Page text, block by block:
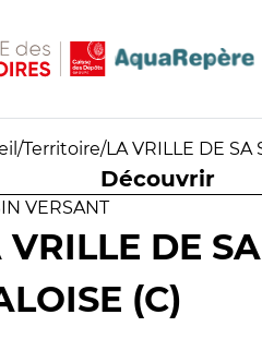
/Territoire/LA VRILLE DE SA
Découvrir
VERSANT
VRILLE DE
(C)